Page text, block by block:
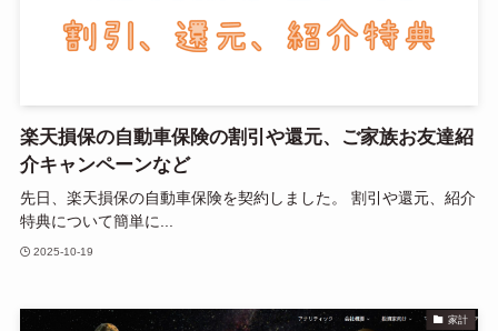
楽天損保の自動車保険の割引や還元、ご家族お友達紹
介キャンペーンなど
先日、楽天損保の自動車保険を契約しました。 割引や還元、紹介
特典について簡単に...
2025-10-19
家計